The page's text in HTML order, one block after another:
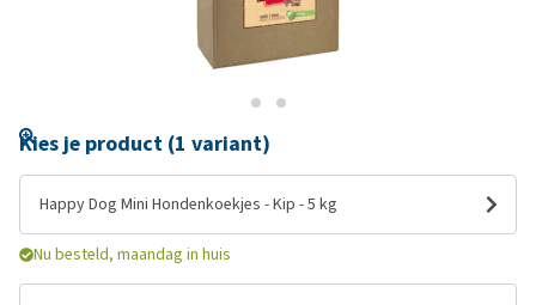
Kies je product (1 variant)
Happy Dog Mini Hondenkoekjes - Kip - 5 kg
Nu besteld, maandag in huis